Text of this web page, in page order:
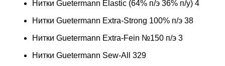
Нитки Guetermann Elastic (64% п/э 36% п/у) 4
Нитки Guetermann Extra-Strong 100% п/э 38
Нитки Guetermann Extra-Fein №150 п/э 3
Нитки Guetermann Sew-All 329